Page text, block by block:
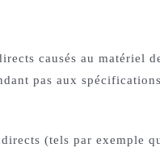
causés au matériel
pas aux
(tels par exemple